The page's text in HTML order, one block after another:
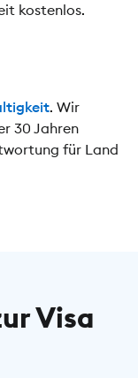
kostenlos.
. Wir
30 Jahren
für Land
Visa